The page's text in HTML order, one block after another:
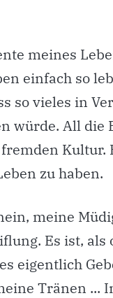
meines
einfach so
so vieles in
würde. All die
Kultur.
zu haben.
meine
Es ist, als
eigentlich
Tränen ...